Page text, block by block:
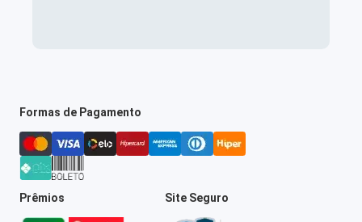
Formas de Pagamento
Prêmios Site Seguro